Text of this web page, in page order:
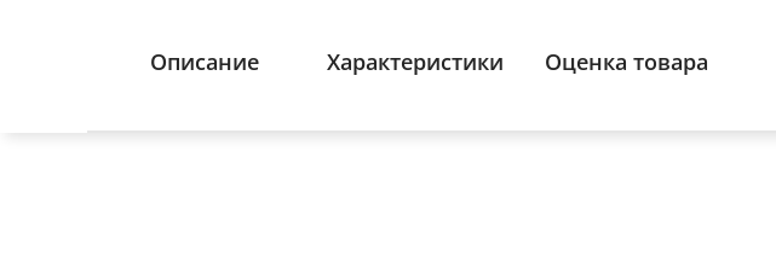
Описание Характеристики Оценка товара